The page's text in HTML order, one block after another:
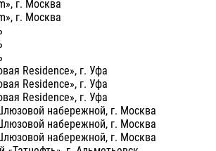
г. Москва
г. Москва
Residence», г. Уфа
Residence», г. Уфа
Residence», г. Уфа
набережной, г. Москва
набережной, г. Москва
набережной, г. Москва